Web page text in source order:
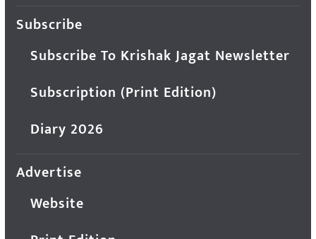
Subscribe
Subscribe To Krishak Jagat Newsletter
Subscription (Print Edition)
Diary 2026
Advertise
Website